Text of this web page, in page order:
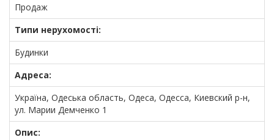
Продаж
Типи нерухомості:
Будинки
Адреса:
Україна, Одеська область, Одеса, Одесса, Киевский р-н,
ул. Марии Демченко 1
Опис: